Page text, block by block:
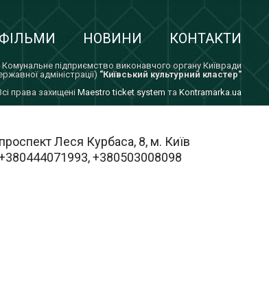
ФІЛЬМИ НОВИНИ КОНТАКТИ
Комунальне підприємство виконавчого органу Київради
адміністрації) "Київський культурний кластер"
права захищенiMaestro ticket system та Kontramarka.ua
проспект Леся Курбаса, 8, м. Київ
+380503008098